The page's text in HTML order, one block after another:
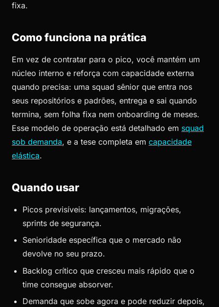
fixa.
Como funciona na prática
Em vez de contratar para o pico, você mantém um
núcleo interno e reforça com capacidade externa
quando precisa: uma squad sênior que entra nos
seus repositórios e padrões, entrega e sai quando
termina, sem folha fixa nem onboarding de meses.
Esse modelo de operação está detalhado em squad
sob demanda, e a tese completa em capacidade
elástica.
Quando usar
Picos previsíveis: lançamentos, migrações,
sprints de segurança.
Senioridade específica que o mercado não
devolve no seu prazo.
Backlog crítico que cresceu mais rápido que o
time consegue absorver.
Demanda que sobe agora e pode reduzir depois,